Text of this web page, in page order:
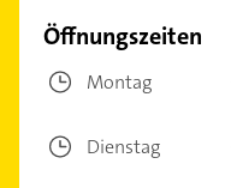
Öffnungszeiten
Montag
Dienstag